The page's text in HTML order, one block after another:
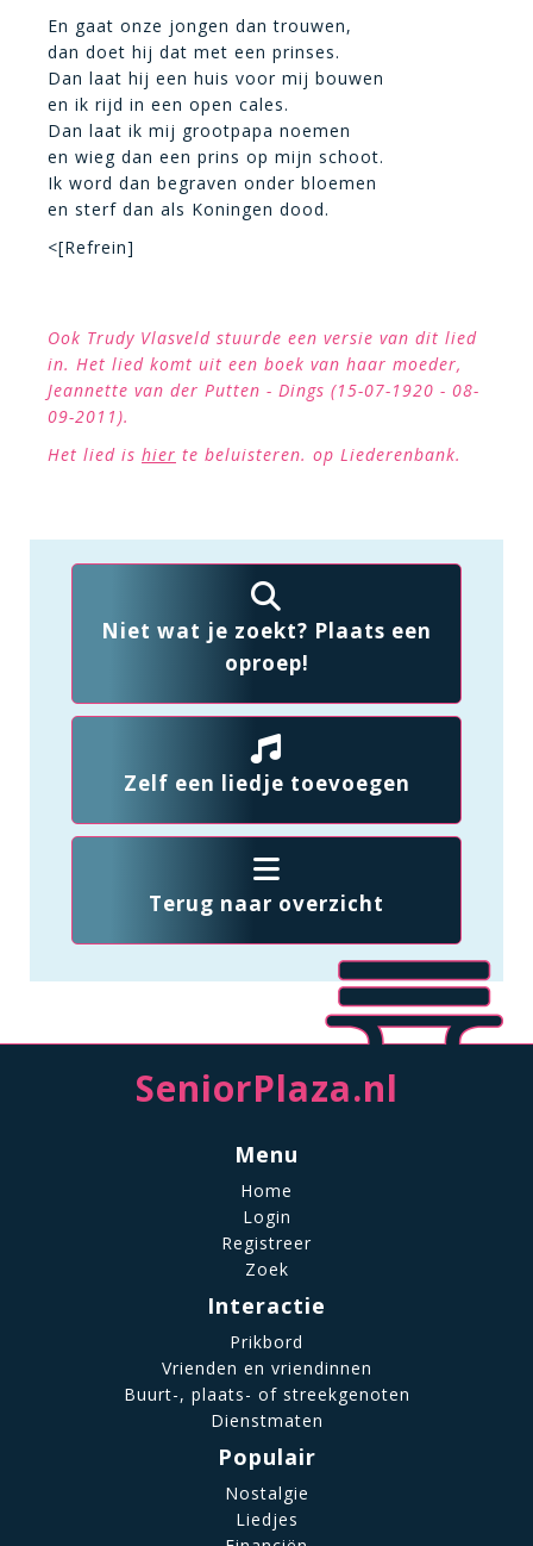
En gaat onze jongen dan trouwen,
dan doet hij dat met een prinses.
Dan laat hij een huis voor mij bouwen
en ik rijd in een open cales.
Dan laat ik mij grootpapa noemen
en wieg dan een prins op mijn schoot.
Ik word dan begraven onder bloemen
en sterf dan als Koningen dood.
<[Refrein]
Ook Trudy Vlasveld stuurde een versie van dit lied
in. Het lied komt uit een boek van haar moeder,
Jeannette van der Putten - Dings (15-07-1920 - 08-
09-2011).
Het lied is hier te beluisteren. op Liederenbank.
Niet wat je zoekt? Plaats een
oproep!
Zelf een liedje toevoegen
Terug naar overzicht
SeniorPlaza.nl
Menu
Home
Login
Registreer
Zoek
Interactie
Prikbord
Vrienden en vriendinnen
Buurt-, plaats- of streekgenoten
Dienstmaten
Populair
Nostalgie
Liedjes